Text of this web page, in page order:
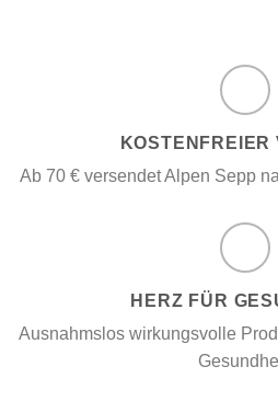
KOSTENFREIER
Ab 70 € versendet Alpen Sepp
HERZ FÜR
Ausnahmslos wirkungsvolle